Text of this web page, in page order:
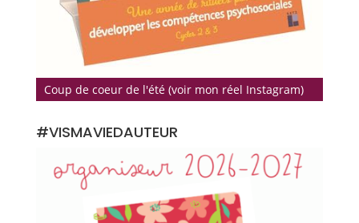
Coup de coeur de l'été (voir mon réel Instagram)
#VISMAVIEDAUTEUR